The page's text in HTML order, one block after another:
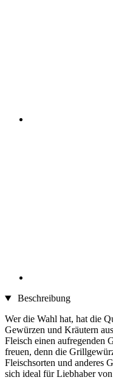
Beschreibung
Wer die Wahl hat, hat die
Gewürzen und Kräutern
Fleisch einen aufregenden
freuen, denn die
Fleischsorten und anderes
sich ideal für Liebhaber